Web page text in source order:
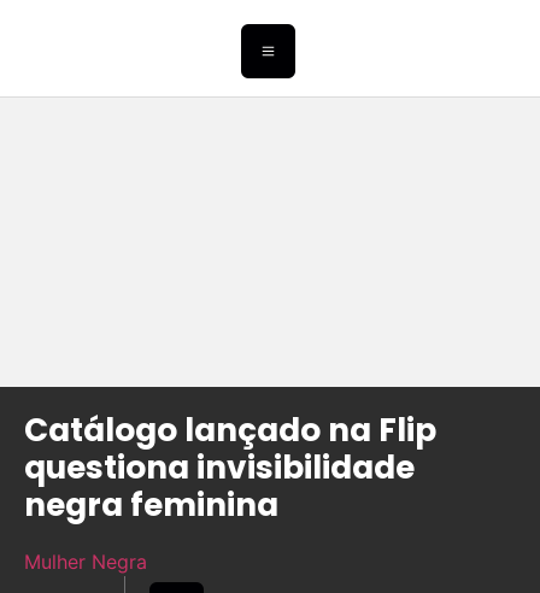
Catálogo lançado na Flip
questiona invisibilidade
negra feminina
Mulher Negra